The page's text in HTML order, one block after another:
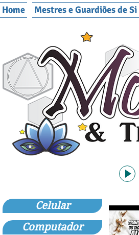
Home Mestres e Guardiões de Si
Celular
Computador